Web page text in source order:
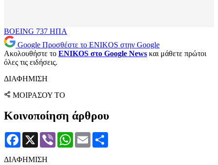
BOEING 737 ΗΠΑ
Google Προσθέστε το ENIKOS στην Google
Ακολουθήστε το ENIKOS στο Google News και μάθετε πρώτοι
όλες τις ειδήσεις.
ΔΙΑΦΗΜΙΣΗ
ΜΟΙΡΑΣΟΥ ΤΟ
Κοινοποίηση άρθρου
Facebook
X Viber WhatsApp
Email
ΔΙΑΦΗΜΙΣΗ